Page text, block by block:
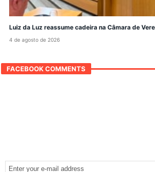
Luiz da Luz reassume cadeira na Câmara de
4 de agosto de 2026
FACEBOOK COMMENTS